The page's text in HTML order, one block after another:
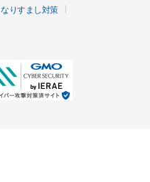
なりすまし対策